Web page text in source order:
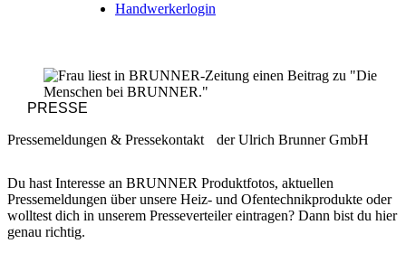
Handwerkerlogin
PRESSE
Pressemeldungen & Pressekontakt der Ulrich Brunner GmbH
Du hast Interesse an BRUNNER Produktfotos, aktuellen
Pressemeldungen über unsere Heiz- und Ofentechnikprodukte oder
wolltest dich in unserem Presseverteiler eintragen? Dann bist du hier
genau richtig.